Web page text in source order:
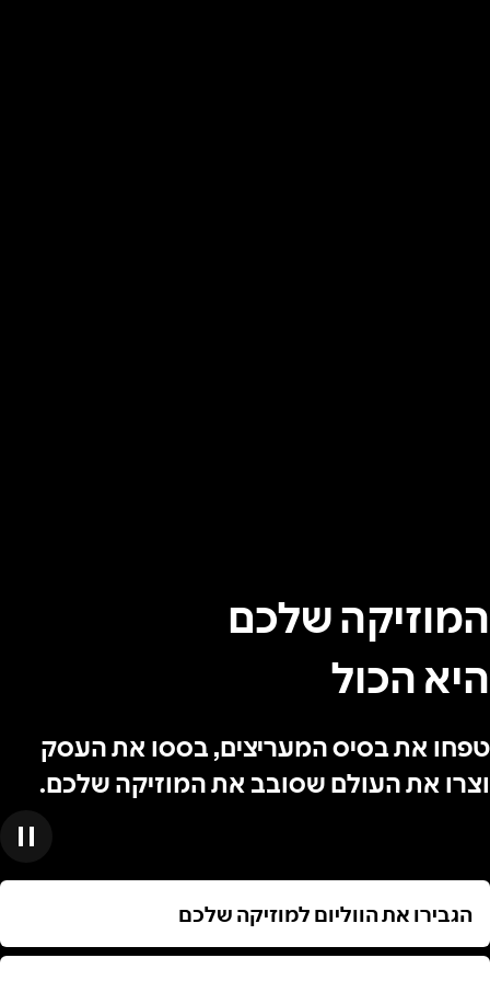
המוזיקה שלכם
היא הכול
טפחו את בסיס המעריצים, בססו את העסק
וצרו את העולם שסובב את המוזיקה שלכם.
הגבירו את הווליום למוזיקה שלכם
הגבירו את הווליום למוזיקה שלכם